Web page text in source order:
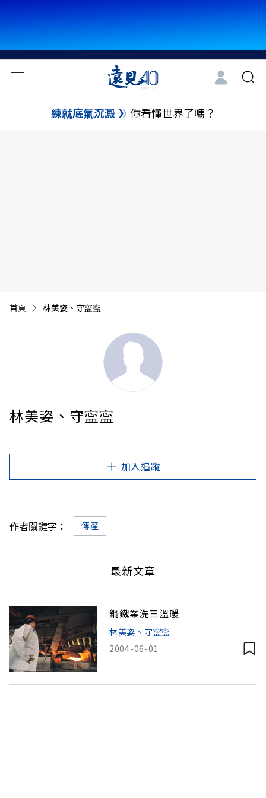
練就底氣沉澱 你看懂世界了嗎？
首頁 目前頁面：
林美姿、守寍寍
林美姿、守寍寍
加入追蹤
作者關鍵字： 傳產
最新文章
鋼鐵業洗三溫暖
林美姿、守寍寍
2004-06-01